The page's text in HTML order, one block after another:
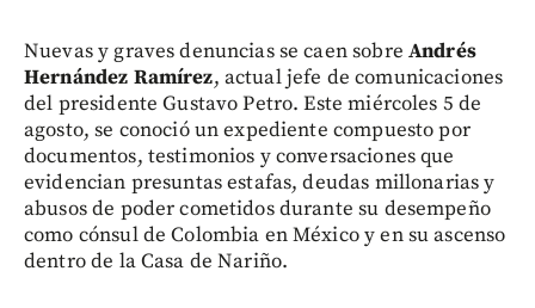
Nuevas y graves denuncias se caen sobre Andrés
Hernández Ramírez, actual jefe de comunicaciones
del presidente Gustavo Petro. Este miércoles 5 de
agosto, se conoció un expediente compuesto por
documentos, testimonios y conversaciones que
evidencian presuntas estafas, deudas millonarias y
abusos de poder cometidos durante su desempeño
como cónsul de Colombia en México y en su ascenso
dentro de la Casa de Nariño.